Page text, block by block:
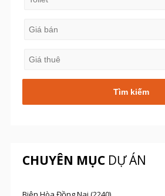
CHUYÊN MỤCDỰ ÁN